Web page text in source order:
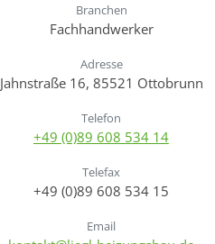
Branchen
Fachhandwerker
Adresse
Jahnstraße 16, 85521 Ottobrunn
Telefon
+49 (0)89 608 534 14
Telefax
+49 (0)89 608 534 15
Email